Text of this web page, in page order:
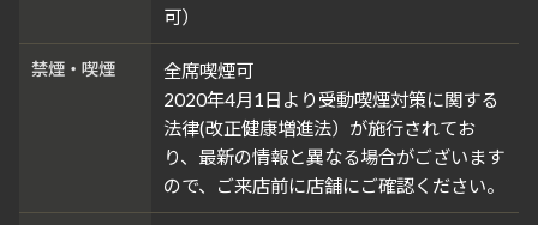
可）
禁煙・喫煙
全席喫煙可
2020年4月1日より受動喫煙対策に関する
法律(改正健康増進法）が施行されてお
り、最新の情報と異なる場合がございます
ので、ご来店前に店舗にご確認ください。